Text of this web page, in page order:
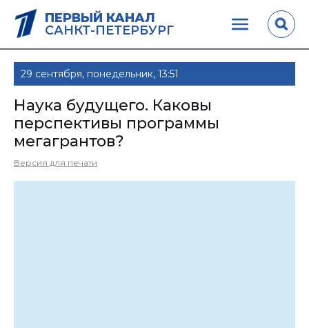
ПЕРВЫЙ КАНАЛ
САНКТ-ПЕТЕРБУРГ
29 сентября, понедельник, 13:51
Наука будущего. Каковы
перспективы программы
мегагрантов?
Версия для печати